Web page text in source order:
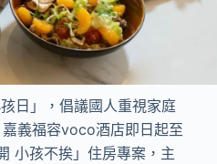
日」，倡議國人重視家庭
義福容voco酒店即日起至
小孩不挨」住房專案，主